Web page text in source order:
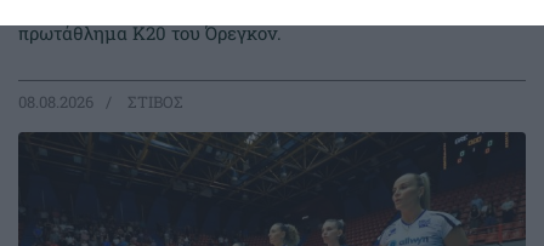
πρωτάθλημα Κ20 του Όρεγκον.
08.08.2026 ΣΤΙΒΟΣ